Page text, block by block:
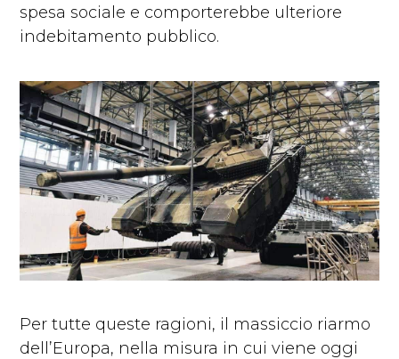
spesa sociale e comporterebbe ulteriore
indebitamento pubblico.
Per tutte queste ragioni, il massiccio riarmo
dell’Europa, nella misura in cui viene oggi